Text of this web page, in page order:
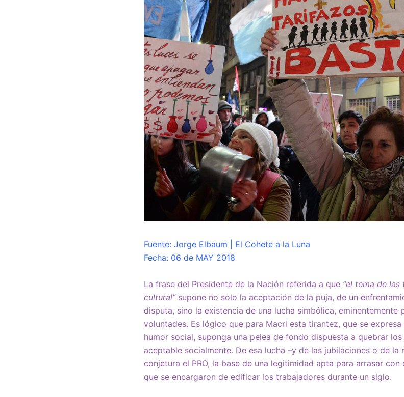
Fuente: Jorge Elbaum | El Cohete a la Luna
Fecha: 06 de MAY 2018
La frase del Presidente de la Nación referida a que “el tema de
cultural”supone no solo la aceptación de la puja, de un
disputa, sino la existencia de una lucha simbólica, eminentemente
voluntades. Es lógico que para Macri esta tirantez, que se
humor social, suponga una pelea de fondo dispuesta a quebrar
aceptable socialmente. De esa lucha –y de las jubilaciones o de
conjetura el PRO, la base de una legitimidad apta para arrasar
que se encargaron de edificar los trabajadores durante un siglo.